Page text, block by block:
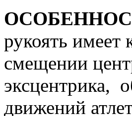
рукоять имеет
смещении
эксцентрика,
движений